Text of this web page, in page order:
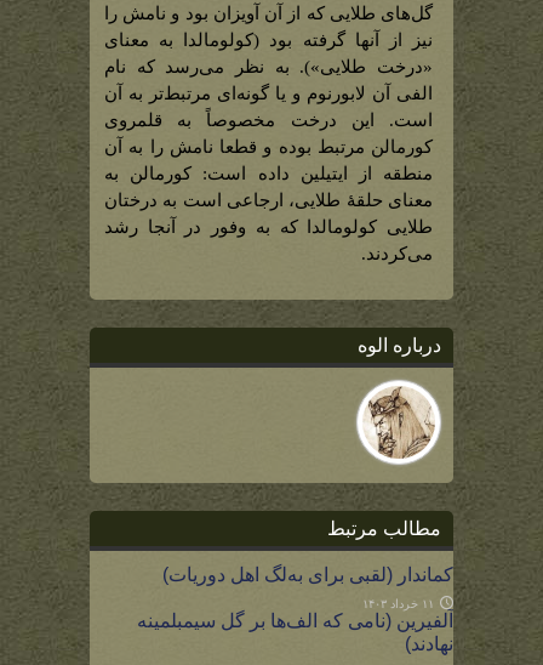
گل‌‌های طلایی که از آن آویزان بود و نامش را
نیز از آنها گرفته بود (کولومالدا به معنای
«درخت طلایی»). به نظر می‌رسد که نام
الفی آن لابورنوم و یا گونه‌‌ای مرتبط‌‌تر به آن
است. این درخت مخصوصاً به قلمروی
کورمالن مرتبط بوده و قطعا نامش را به آن
منطقه از ایتیلین داده است: کورمالن به
معنای حلقۀ طلایی، ارجاعی است به درختان
طلایی کولومالدا که به وفور در آنجا رشد
می‌کردند.
درباره الوه
مطالب مرتبط
کماندار (لقبی برای به‌لگ اهل دوریات)
۱۱ خرداد ۱۴۰۳
آلفیرین (نامی که الف‌ها بر گل سیمبلمینه
نهادند)